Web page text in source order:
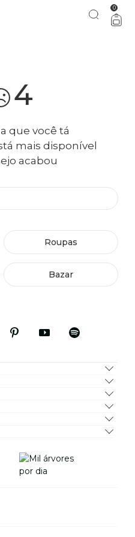
com a gente aproveita! 0
4
que você tá
mais disponível
acabou
Roupas
Bazar